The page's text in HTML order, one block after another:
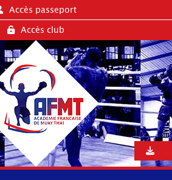
Accès passeport
Accès club